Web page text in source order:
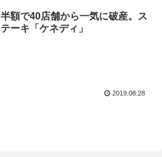
半額で40店舗から一気に破産。ス
テーキ「ケネディ」
2019.08.28